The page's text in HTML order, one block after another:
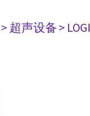
> 超声设备>